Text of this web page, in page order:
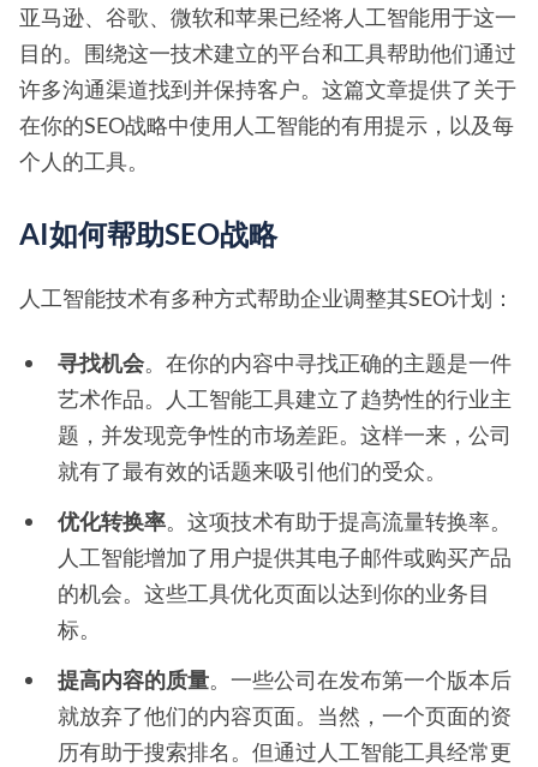
亚马逊、谷歌、微软和苹果已经将人工智能用于这一
目的。围绕这一技术建立的平台和工具帮助他们通过
许多沟通渠道找到并保持客户。这篇文章提供了关于
在你的SEO战略中使用人工智能的有用提示，以及每
个人的工具。
AI如何帮助SEO战略
人工智能技术有多种方式帮助企业调整其SEO计划：
寻找机会。在你的内容中寻找正确的主题是一件
艺术作品。人工智能工具建立了趋势性的行业主
题，并发现竞争性的市场差距。这样一来，公司
就有了最有效的话题来吸引他们的受众。
优化转换率。这项技术有助于提高流量转换率。
人工智能增加了用户提供其电子邮件或购买产品
的机会。这些工具优化页面以达到你的业务目
标。
提高内容的质量。一些公司在发布第一个版本后
就放弃了他们的内容页面。当然，一个页面的资
历有助于搜索排名。但通过人工智能工具经常更